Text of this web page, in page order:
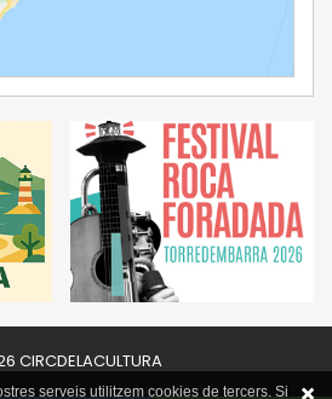
CIRCDELACULTURA
serveis utilitzem cookies de tercers. Si